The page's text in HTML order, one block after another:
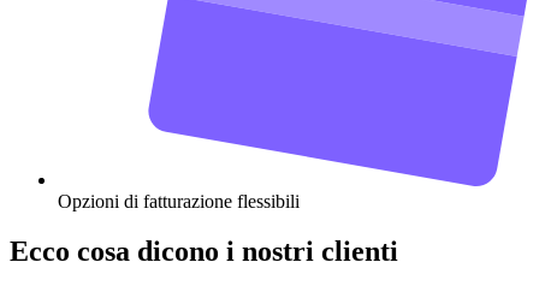
Opzioni di fatturazione flessibili
Ecco cosa dicono i nostri clienti